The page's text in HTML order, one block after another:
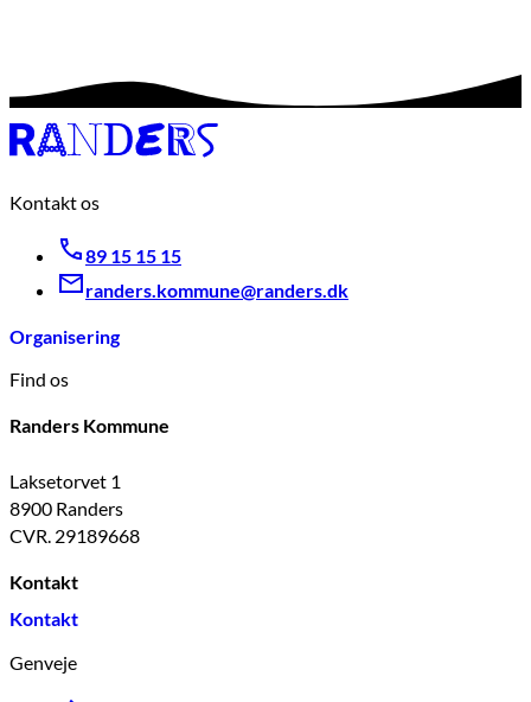
Kontakt os
89 15 15 15
randers.kommune@randers.dk
Organisering
Find os
Randers Kommune
Laksetorvet 1
8900 Randers
CVR. 29189668
Kontakt
Kontakt
Genveje